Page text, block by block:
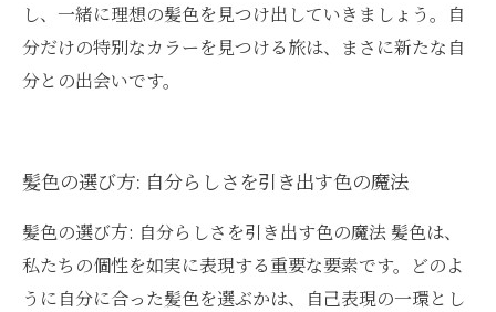
し、一緒に理想の髪色を見つけ出していきましょう。自
分だけの特別なカラーを見つける旅は、まさに新たな自
分との出会いです。
髪色の選び方: 自分らしさを引き出す色の魔法
髪色の選び方: 自分らしさを引き出す色の魔法 髪色は、
私たちの個性を如実に表現する重要な要素です。どのよ
うに自分に合った髪色を選ぶかは、自己表現の一環とし